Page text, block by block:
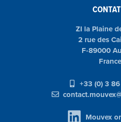
ZI la Plaine
2 rue des
F-89000
France
+33 (0) 3
Mouvex